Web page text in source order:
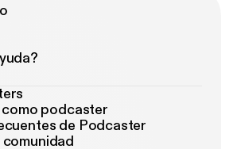
como podcaster
de Podcaster